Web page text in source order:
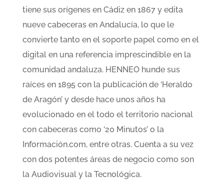
tiene sus orígenes en Cádiz en 1867 y edita
nueve cabeceras en Andalucía, lo que le
convierte tanto en el soporte papel como en el
digital en una referencia imprescindible en la
comunidad andaluza. HENNEO hunde sus
raíces en 1895 con la publicación de ‘Heraldo
de Aragón’ y desde hace unos años ha
evolucionado en el todo el territorio nacional
con cabeceras como ‘20 Minutos’ o la
Información.com, entre otras. Cuenta a su vez
con dos potentes áreas de negocio como son
la Audiovisual y la Tecnológica.